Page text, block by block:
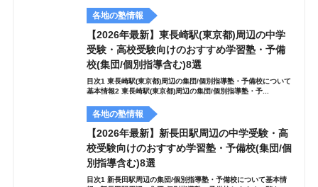
各地の塾情報
【2026年最新】東長崎駅(東京都)周辺の中学
受験・高校受験向けのおすすめ学習塾・予備
校(集団/個別指導含む)8選
目次1 東長崎駅(東京都)周辺の集団/個別指導塾・予備校について
基本情報2 東長崎駅(東京都)周辺の集団/個別指導塾・予...
各地の塾情報
【2026年最新】新長田駅周辺の中学受験・高
校受験向けのおすすめ学習塾・予備校(集団/個
別指導含む)8選
目次1 新長田駅周辺の集団/個別指導塾・予備校について基本情